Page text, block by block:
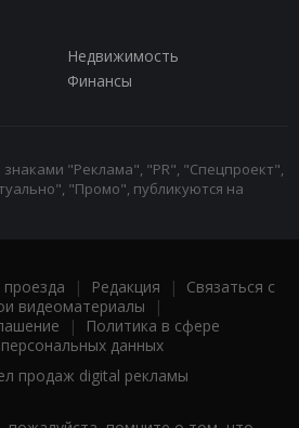
Недвижимость
Финансы
"Реклама", "PR", "Спецпроект",
"Промо", публикуются на
| Редакция | Связаться с
видеоматериалы |
|
Политика в сфере
данных
продаж digital рекламы